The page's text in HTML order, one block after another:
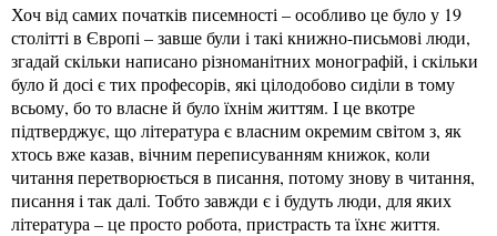
Хоч від самих початків писемності – особливо це було у 19
столітті в Європі – завше були і такі книжно-письмові люди,
згадай скільки написано різноманітних монографій, і скільки
було й досі є тих професорів, які цілодобово сиділи в тому
всьому, бо то власне й було їхнім життям. І це вкотре
підтверджує, що література є власним окремим світом з, як
хтось вже казав, вічним переписуванням книжок, коли
читання перетворюється в писання, потому знову в читання,
писання і так далі. Тобто завжди є і будуть люди, для яких
література – це просто робота, пристрасть та їхнє життя.